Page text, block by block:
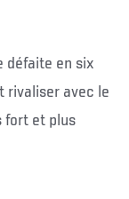
défaite en six
rivaliser avec le
fort et plus